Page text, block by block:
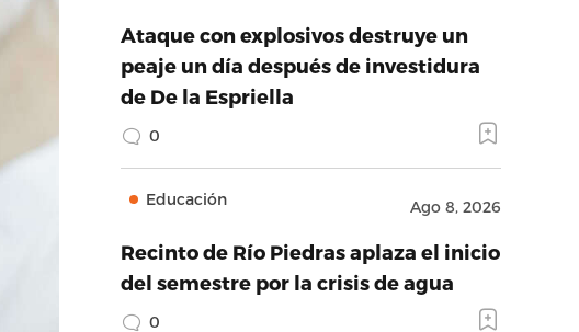
Ataque con explosivos destruye un
peaje un día después de investidura
de De la Espriella
0
Educación Ago 8, 2026
Recinto de Río Piedras aplaza el inicio
del semestre por la crisis de agua
0